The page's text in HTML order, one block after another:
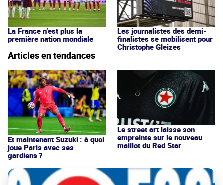
La France n’est plus la
première nation mondiale
Les journalistes des demi-
finalistes se mobilisent pour
Christophe Gleizes
Articles en tendances
Et maintenant Suzuki : à quoi
joue Paris avec ses
gardiens ?
Le street art laisse son
empreinte sur le nouveau
maillot du Red Star